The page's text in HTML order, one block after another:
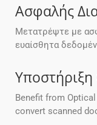
Ασφαλής
Μετατρέψτε με
ευαίσθητα
Υποστήριξη
Benefit from
convert scanned